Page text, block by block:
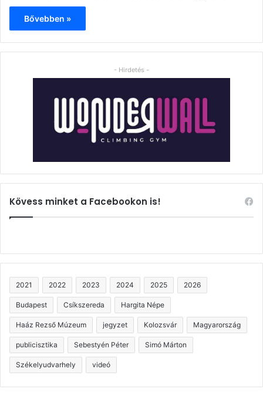
Bővebben »
- Hirdetés -
Kövess minket a Facebookon is!
2021 2022 2023 2024 2025 2026
Budapest Csíkszereda Hargita Népe
Haáz Rezső Múzeum jegyzet Kolozsvár Magyarország
publicisztika Sebestyén Péter Simó Márton
Székelyudvarhely videó